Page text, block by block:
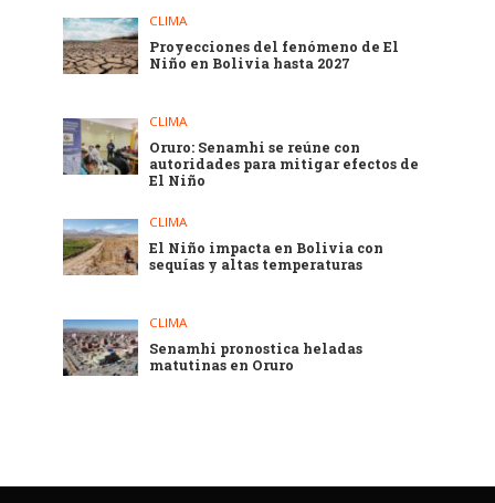
CLIMA
Proyecciones del fenómeno de El
Niño en Bolivia hasta 2027
CLIMA
Oruro: Senamhi se reúne con
autoridades para mitigar efectos de
El Niño
CLIMA
El Niño impacta en Bolivia con
sequías y altas temperaturas
CLIMA
Senamhi pronostica heladas
matutinas en Oruro